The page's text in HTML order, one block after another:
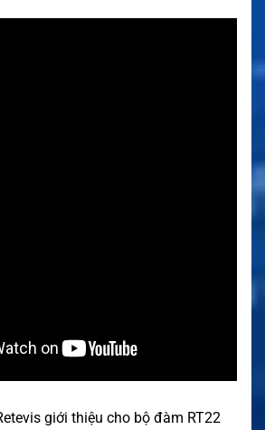
giới thiệu cho bộ đàm RT22